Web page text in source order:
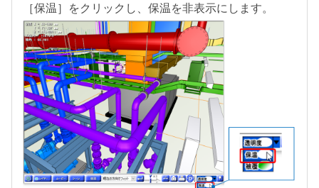
［保温］をクリックし、保温を非表示にします。